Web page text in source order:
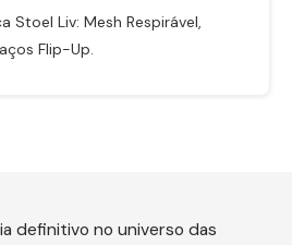
Stoel Liv: Mesh Respirável,
Flip-Up.
definitivo no universo das